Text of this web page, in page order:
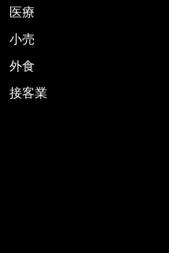
医療
小売
外食
接客業